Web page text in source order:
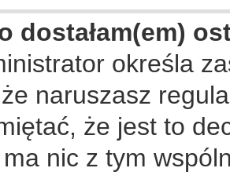
dostałam(em)
określa
naruszasz
że jest to
nic z tym